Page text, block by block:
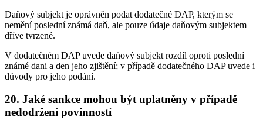
Daňový subjekt je oprávněn podat dodatečné DAP, kterým se
nemění poslední známá daň, ale pouze údaje daňovým subjektem
dříve tvrzené.
V dodatečném DAP uvede daňový subjekt rozdíl oproti poslední
známé dani a den jeho zjištění; v případě dodatečného DAP uvede i
důvody pro jeho podání.
20. Jaké sankce mohou být uplatněny v případě
nedodržení povinností